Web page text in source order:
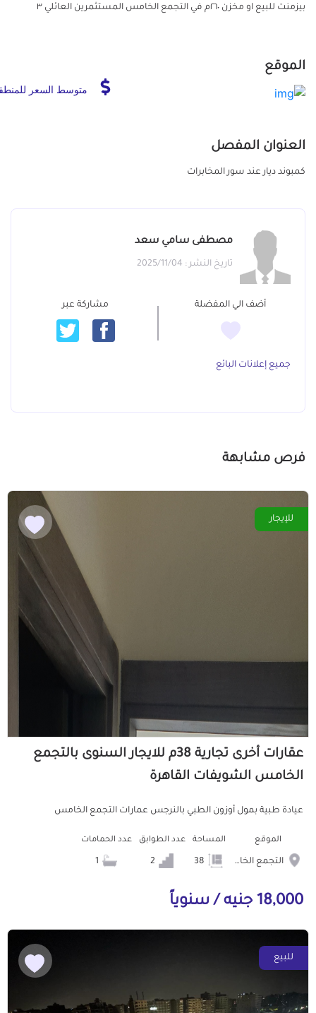
بيزمنت للبيع او مخزن ٢٦٠م في التجمع الخامس المستثمرين العائلي ٣
الموقع
متوسط السعر
العنوان المفصل
كمبوند ديار عند سور المخابرات
مصطفى سامي سعد
تاريخ النشر : 2025/11/04
أضف الي المفضلة مشاركة عبر
جميع إعلانات البائع
فرص مشابهة
للإيجار
عقارات أخرى تجارية 38م للايجار السنوى بالتجمع
الخامس الشويفات القاهرة
عيادة طبية بمول أوزون الطبي بالنرجس عمارات التجمع الخامس
الموقع
التجمع الخامس الشويفات
المساحة عدد الطوابق عدد الحمامات
18,000 جنيه / سنوياً
للبيع